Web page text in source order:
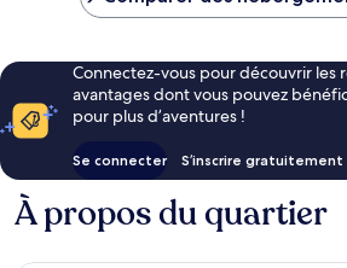
Connectez-vous pour découvrir les
avantages dont vous pouvez
pour plus d’aventures !
Se connecter S’inscrire gratuitement
À propos du quartier